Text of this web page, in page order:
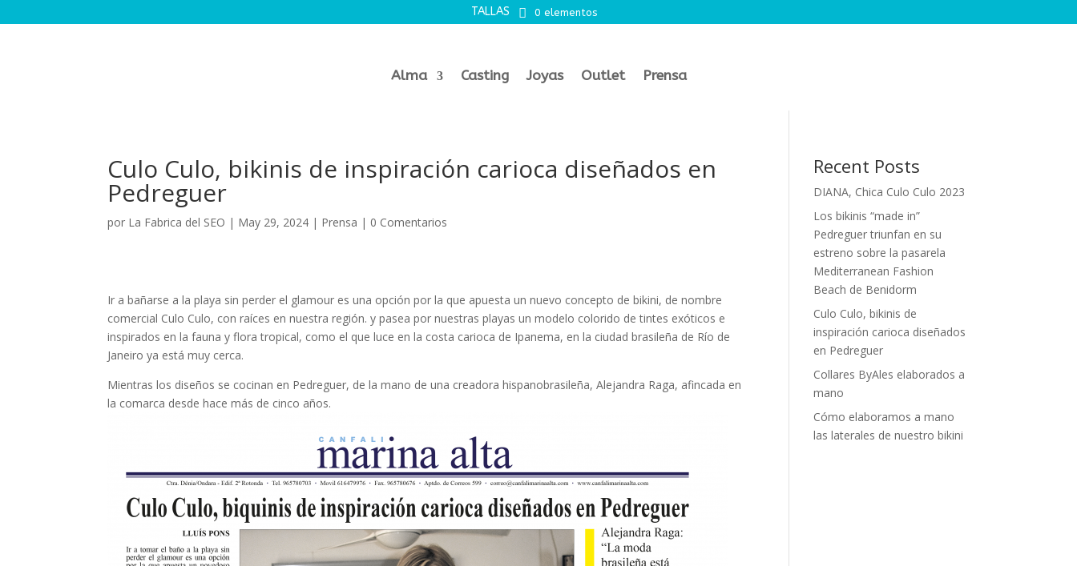
TALLAS 0 elementos
Alma Casting Joyas Outlet Prensa
Culo Culo, bikinis de inspiración carioca diseñados en
Pedreguer
por La Fabrica del SEO | May 29, 2024 | Prensa | 0 Comentarios
Ir a bañarse a la playa sin perder el glamour es una opción por la que apuesta un nuevo concepto de bikini, de nombre
comercial Culo Culo, con raíces en nuestra región. y pasea por nuestras playas un modelo colorido de tintes exóticos e
inspirados en la fauna y flora tropical, como el que luce en la costa carioca de Ipanema, en la ciudad brasileña de Río de
Janeiro ya está muy cerca.
Mientras los diseños se cocinan en Pedreguer, de la mano de una creadora hispanobrasileña, Alejandra Raga, afincada en
la comarca desde hace más de cinco años.
Recent Posts
DIANA, Chica Culo Culo 2023
Los bikinis “made in”
Pedreguer triunfan en su
estreno sobre la pasarela
Mediterranean Fashion
Beach de Benidorm
Culo Culo, bikinis de
inspiración carioca diseñados
en Pedreguer
Collares ByAles elaborados a
mano
Cómo elaboramos a mano
las laterales de nuestro bikini